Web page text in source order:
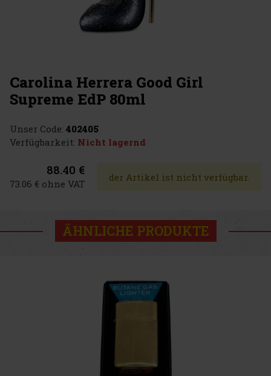
Carolina Herrera Good Girl
Supreme EdP 80ml
Unser Code: 402405
Verfügbarkeit: Nicht lagernd
88.40 €
73.06 € ohne VAT
der Artikel ist nicht verfügbar.
ÄHNLICHE PRODUKTE